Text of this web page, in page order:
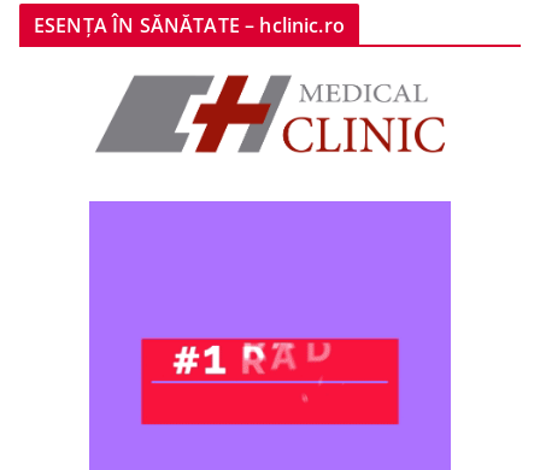
ESENȚA ÎN SĂNĂTATE – hclinic.ro